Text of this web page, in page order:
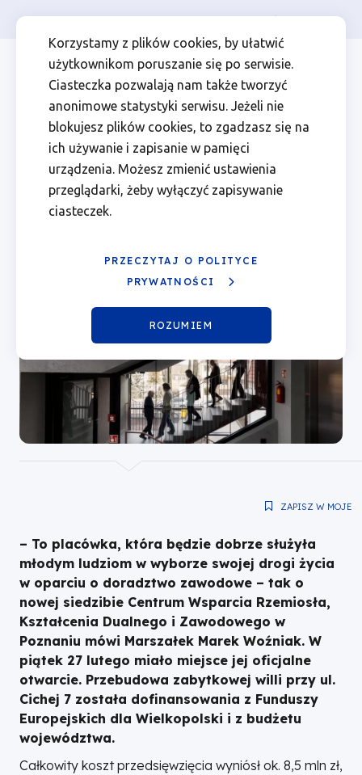
Korzystamy z plików cookies, by ułatwić
użytkownikom poruszanie się po serwisie.
Ciasteczka pozwalają nam także tworzyć
anonimowe statystyki serwisu. Jeżeli nie
blokujesz plików cookies, to zgadzasz się na
ich używanie i zapisanie w pamięci
urządzenia. Możesz zmienić ustawienia
przeglądarki, żeby wyłączyć zapisywanie
ciasteczek.
PRZECZYTAJ O POLITYCE
PRYWATNOŚCI
ROZUMIEM
Kształcenie
zawodowe
komfortowych
warunkach
Fundusze
Europejskie
Wielkopolski
Przejdź
głównej
nawigacji
Przejdź
wyszukiwarki
Przejdź
zawartości
strony
Przejdź
stopki
Menu
Header
Top
Osoba prywatna Firma
Menu
top
left
Kształcenie zawodowe w
komfortowych warunkach
ZAPISZ W MOJE
– To placówka, która będzie dobrze służyła
młodym ludziom w wyborze swojej drogi życia
w oparciu o doradztwo zawodowe – tak o
nowej siedzibie Centrum Wsparcia Rzemiosła,
Kształcenia Dualnego i Zawodowego w
Poznaniu mówi Marszałek Marek Woźniak. W
piątek 27 lutego miało miejsce jej oficjalne
otwarcie. Przebudowa zabytkowej willi przy ul.
Cichej 7 została dofinansowania z Funduszy
Europejskich dla Wielkopolski i z budżetu
województwa.
Całkowity koszt przedsięwzięcia wyniósł ok. 8,5 mln zł,